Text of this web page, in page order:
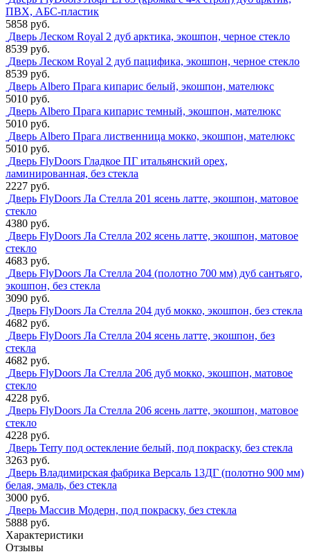
ПВХ, АБС-пластик
5858 руб.
Дверь Леском Royal 2 дуб арктика, экошпон, черное стекло
8539 руб.
Дверь Леском Royal 2 дуб пацифика, экошпон, черное стекло
8539 руб.
Дверь Albero Прага кипарис белый, экошпон, мателюкс
5010 руб.
Дверь Albero Прага кипарис темный, экошпон, мателюкс
5010 руб.
Дверь Albero Прага лиственница мокко, экошпон, мателюкс
5010 руб.
Дверь FlyDoors Гладкое ПГ итальянский орех,
ламинированная, без стекла
2227 руб.
Дверь FlyDoors Ла Стелла 201 ясень латте, экошпон, матовое
стекло
4380 руб.
Дверь FlyDoors Ла Стелла 202 ясень латте, экошпон, матовое
стекло
4683 руб.
Дверь FlyDoors Ла Стелла 204 (полотно 700 мм) дуб сантьяго,
экошпон, без стекла
3090 руб.
Дверь FlyDoors Ла Стелла 204 дуб мокко, экошпон, без стекла
4682 руб.
Дверь FlyDoors Ла Стелла 204 ясень латте, экошпон, без
стекла
4682 руб.
Дверь FlyDoors Ла Стелла 206 дуб мокко, экошпон, матовое
стекло
4228 руб.
Дверь FlyDoors Ла Стелла 206 ясень латте, экошпон, матовое
стекло
4228 руб.
Дверь Terry под остекление белый, под покраску, без стекла
3263 руб.
Дверь Владимирская фабрика Версаль 13ДГ (полотно 900 мм)
белая, эмаль, без стекла
3000 руб.
Дверь Массив Модерн, под покраску, без стекла
5888 руб.
Характеристики
Отзывы